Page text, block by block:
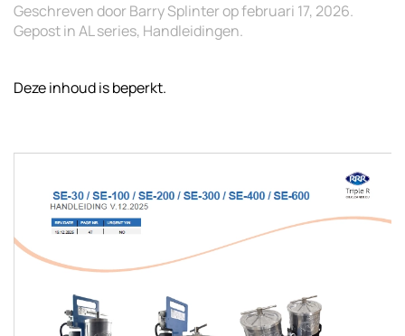
Geschreven door Barry Splinteropfebruari 17, 2026.
Gepost inAL series, Handleidingen.
Deze inhoud is beperkt.